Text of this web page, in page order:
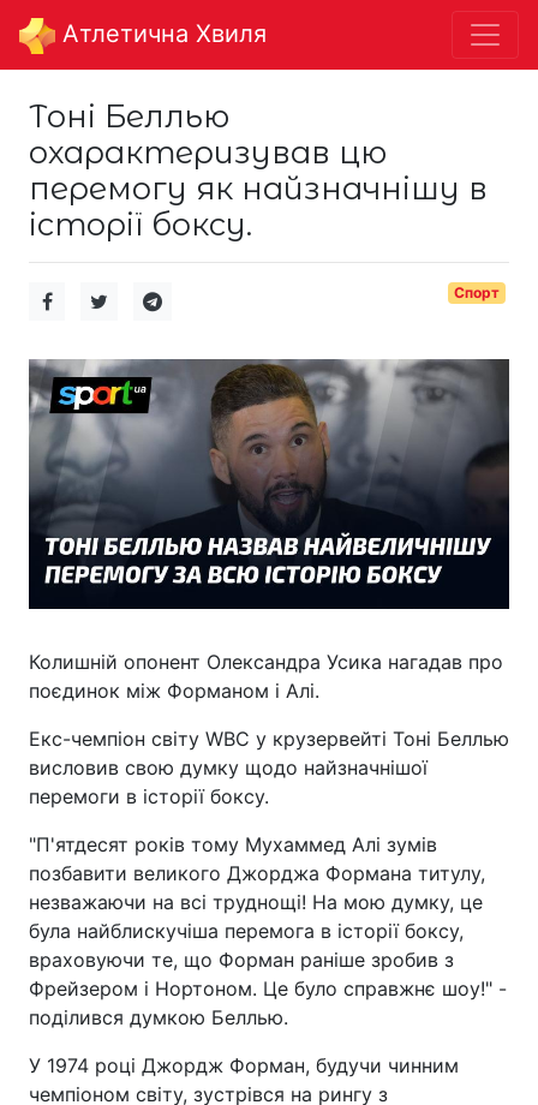
Aтлетична Хвиля
Тоні Беллью
охарактеризував цю
перемогу як найзначнішу в
історії боксу.
Спорт
Колишній опонент Олександра Усика нагадав про
поєдинок між Форманом і Алі.
Екс-чемпіон світу WBC у крузервейті Тоні Беллью
висловив свою думку щодо найзначнішої
перемоги в історії боксу.
"П'ятдесят років тому Мухаммед Алі зумів
позбавити великого Джорджа Формана титулу,
незважаючи на всі труднощі! На мою думку, це
була найблискучіша перемога в історії боксу,
враховуючи те, що Форман раніше зробив з
Фрейзером і Нортоном. Це було справжнє шоу!" -
поділився думкою Беллью.
У 1974 році Джордж Форман, будучи чинним
чемпіоном світу, зустрівся на рингу з